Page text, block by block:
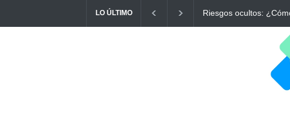
LO ÚLTIMO Ayuno Digital: La